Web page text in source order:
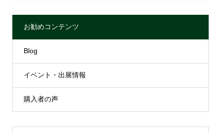
お勧めコンテンツ
Blog
イベント・出展情報
購入者の声